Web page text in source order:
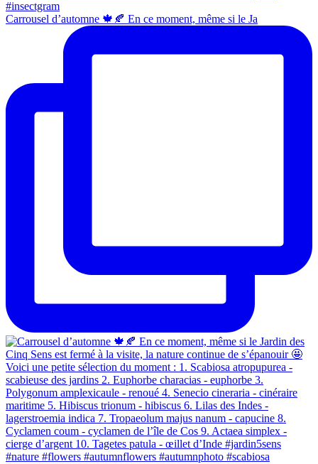
Carrousel d’automne 🍁🍂 En ce moment, même si le Ja